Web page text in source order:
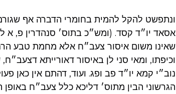
ונתפשט להקל להמית בחומרי הדברה אף
אסאד יו״ד קסד. (ומש״כ בתוס׳ סנהדרין פ, א
שאינו משום איסור צעב״ח אלא מחמת טבע
וכיפתו, ומאי סני לן באיסור דאורייתא
נוב״י קמא יו״ד פב ופג. ועוד, דהתם אין כאן
הגרשוני הבין מתוס׳ דליכא כלל צעב״ח באופן